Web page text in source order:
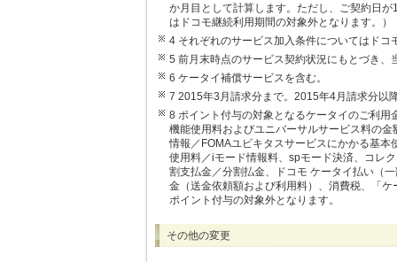
か月目として計算します。ただし、ご契約日
はドコモ継続利用期間の対象外となります。）
4 それぞれのサービス加入条件についてはド
5 前月末時点のサービス契約状況にもとづき、
6 ケータイ補償サービスを含む。
7 2015年3月請求分まで。2015年4月請求分以
8 ポイント付与の対象となるケータイのご利
機能使用料およびユニバーサルサービス料の
情報／FOMAユビキタスサービスにかかる基
使用料／iモード情報料、spモード決済、コレ
割支払金／分割払金、ドコモ ケータイ払い（
金（送金依頼額および利用料）、消費税、「
ポイント付与の対象外となります。
その他の変更